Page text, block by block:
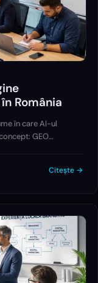
România
în care AI-ul
GEO
Citește →